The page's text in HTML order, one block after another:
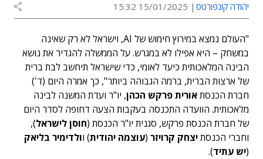
יהודה קונפורטס 15/01/2025 15:32
"העולם נמצא במירוץ חימוש של AI, וישראל לא רק שאינה
במשחק – היא אפילו לא במגרש. על הממשלה להגדיר את נושא
הבינה המלאכותית כיעד לאומי, כדי שישראל תיחשב לבת ברית
של ארצות הברית, ברמה הגבוהה ביותר", כך אמרה היום (ד')
חברת הכנסתאורית פרקש הכהן, יו"ר ועדת המשנה לבינה
מלאכותית. הוועדה התכנסה בעקבות הצעה דחופה לסדר היום
של חברת הכנסת פרקש, סגנית יו"ר הכנסת (חוסן לישראל),
וחברי הכנסתיצחק קרויזר (עוצמה יהודית) וולדימיר בליאק
(יש עתיד).